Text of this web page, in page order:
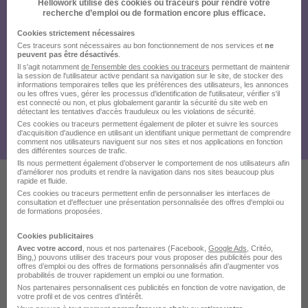
Ces offres pourraient aussi
Hellowork utilise des cookies ou traceurs pour rendre votre
recherche d’emploi ou de formation encore plus efficace.
Cookies strictement nécessaires
Ces traceurs sont nécessaires au bon fonctionnement de nos services et ne
peuvent pas être désactivés
Il s'agit notamment de l'ensemble des cookies ou traceurs permettant de maintenir
la session de l'utilisateur active pendant sa navigation sur le site, de stocker des
informations temporaires telles que les préférences des utilisateurs, les annonces
ou les offres vues, gérer les processus d'identification de l'utilisateur, vérifier s'il
est connecté ou non, et plus globalement garantir la sécurité du site web en
détectant les tentatives d'accès frauduleux ou les violations de sécurité.
Ces cookies ou traceurs permettent également de piloter et suivre les sources
d'acquisition d'audience en utilisant un identifiant unique permettant de comprendre
comment nos utilisateurs naviguent sur nos sites et nos applications en fonction
des différentes sources de trafic.
Ils nous permettent également d’observer le comportement de nos utilisateurs afin
d'améliorer nos produits et rendre la navigation dans nos sites beaucoup plus
rapide et fluide.
Ces cookies ou traceurs permettent enfin de personnaliser les interfaces de
consultation et d'effectuer une présentation personnalisée des offres d'emploi ou
de formations proposées.
Cookies publicitaires
Avec votre accord , nous et nos partenaires (Facebook, Google Ads , Critéo,
Bing,) pouvons utiliser des traceurs pour vous proposer des publicités pour des
offres d’emploi ou des offres de formations personnalisés afin d’augmenter vos
probabilités de trouver rapidement un emploi ou une formation.
Nos partenaires personnalisent ces publicités en fonction de votre navigation, de
votre profil et de vos centres d’intérêt.